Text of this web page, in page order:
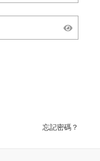
忘記密碼？